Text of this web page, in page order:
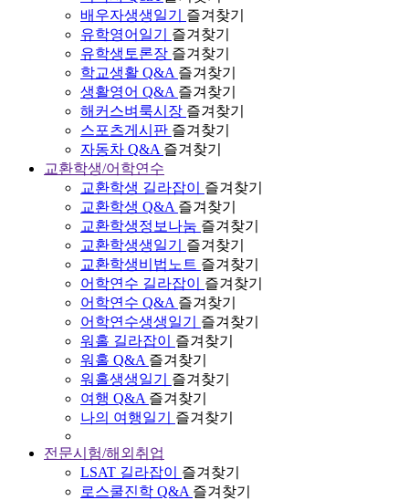
배우자생생일기
즐겨찾기
유학영어일기
즐겨찾기
유학생토론장 즐겨찾기
학교생활 Q&A 즐겨찾기
생활영어 Q&A 즐겨찾기
해커스벼룩시장 즐겨찾기
스포츠게시판 즐겨찾기
자동차 Q&A 즐겨찾기
교환학생/어학연수
교환학생 길라잡이
즐겨찾기
교환학생 Q&A 즐겨찾기
교환학생정보나눔 즐겨찾기
교환학생생일기
즐겨찾기
교환학생비법노트 즐겨찾기
어학연수 길라잡이
즐겨찾기
어학연수 Q&A 즐겨찾기
어학연수생생일기
즐겨찾기
워홀 길라잡이
즐겨찾기
워홀 Q&A 즐겨찾기
워홀생생일기
즐겨찾기
여행 Q&A 즐겨찾기
나의 여행일기
즐겨찾기
전문시험/해외취업
LSAT 길라잡이
즐겨찾기
로스쿨진학 Q&A 즐겨찾기